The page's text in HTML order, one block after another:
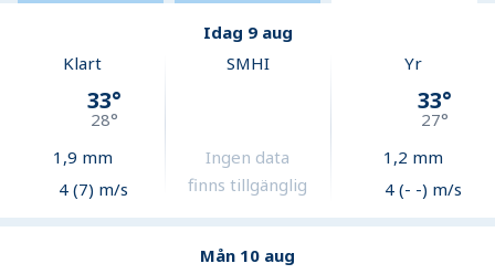
Idag 9 aug
Klart
33°
28°
1,9 mm
4 (7) m/s
SMHI
Ingen data
finns tillgänglig
Yr
33°
27°
1,2 mm
4 (- -) m/s
Mån 10 aug